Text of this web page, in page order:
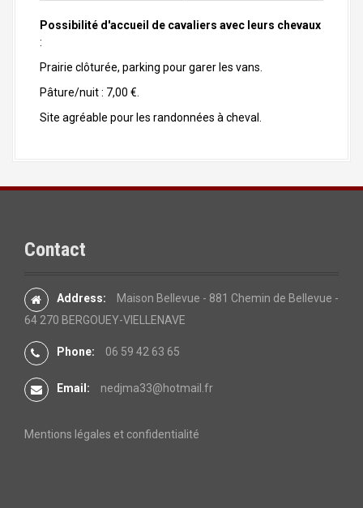
Possibilité d'accueil de cavaliers avec leurs chevaux
:
Prairie clôturée, parking pour garer les vans.
Pâture/nuit : 7,00 €.
Site agréable pour les randonnées à cheval.
Contact
Address:
Maison Bellevue - 881 Chemin de Bellevue -
64 270 BERGOUEY-VIELLENAVE
Phone: 06 59 42 63 65
Email: nedjma33@hotmail.fr
Mentions légales et confidentialité